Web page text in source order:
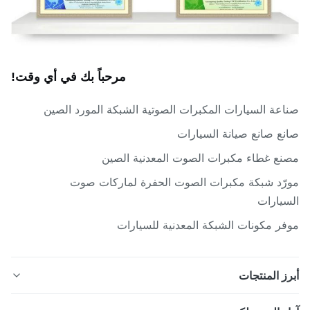
مرحباً بك في أي وقت!
السيارات المكبرات الصوتية الشبكة المورد الصين
صانع صيانة السيارات
غطاء مكبرات الصوت المعدنية الصين
شبكة مكبرات الصوت الحفرة لماركات صوت
مكونات الشبكة المعدنية للسيارات
المنتجات
مكبرات الصوت للسيارات مصنوعة من الفولاذ المقاوم